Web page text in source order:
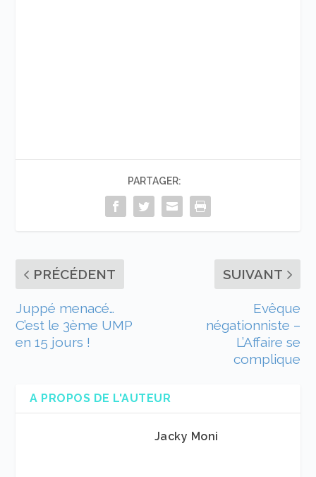
PARTAGER:
PRÉCÉDENT
Juppé menacé…
C’est le 3ème UMP
en 15 jours !
SUIVANT
Evêque
négationniste –
L’Affaire se
complique
A PROPOS DE L'AUTEUR
Jacky Moni